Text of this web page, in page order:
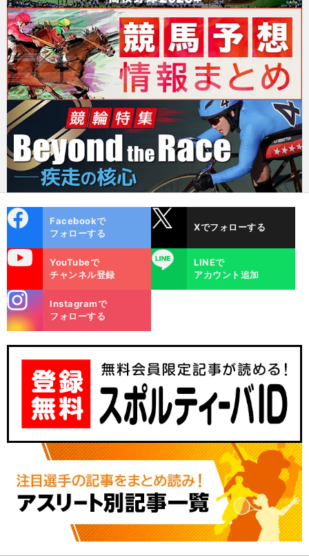
ok
Facebookで
フォローする
Xでフォローする
YouTubeで
チャンネル登録
LINE
LINEで
アカウント追加
m
Instagramで
フォローする